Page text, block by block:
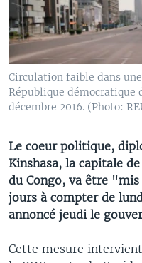
Circulation faible dans
République démocratique
décembre 2016. (Photo:
Le coeur politique,
Kinshasa, la capitale
du Congo, va être
jours à compter de
annoncé jeudi le
Cette mesure